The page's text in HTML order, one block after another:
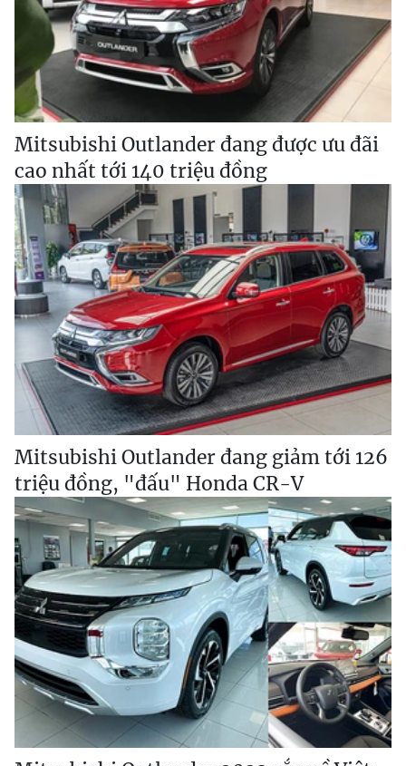
Mitsubishi Outlander đang được ưu đãi
cao nhất tới 140 triệu đồng
Mitsubishi Outlander đang giảm tới 126
triệu đồng, "đấu" Honda CR-V